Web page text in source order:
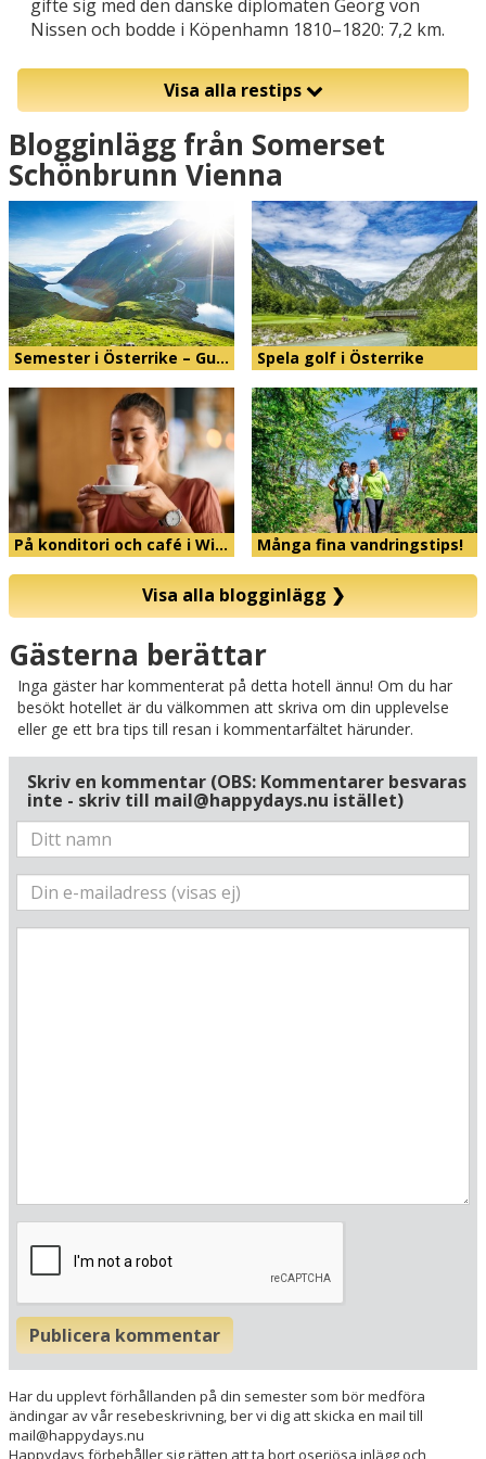
gifte sig med den danske diplomaten Georg von
Nissen och bodde i Köpenhamn 1810–1820: 7,2 km.
Visa alla restips
Blogginlägg från Somerset
Schönbrunn Vienna
Semester i Österrike – Gu… Spela golf i Österrike
På konditori och café i Wi… Många fina vandringstips!
Visa alla blogginlägg❯
Karta
Visa alla Happydays hotell i Österrike
Flygplatser
Museer
Radie runt hotellet:
Gästerna berättar
Inga gäster har kommenterat på detta hotell ännu! Om du har
besökt hotellet är du välkommen att skriva om din upplevelse
eller ge ett bra tips till resan i kommentarfältet härunder.
Skriv en kommentar (OBS: Kommentarer besvaras
inte - skriv till mail@happydays.nu istället)
Publicera kommentar
Har du upplevt förhållanden på din semester som bör medföra
ändingar av vår resebeskrivning, ber vi dig att skicka en mail till
mail@happydays.nu
Happydays förbehåller sig rätten att ta bort oseriösa inlägg och